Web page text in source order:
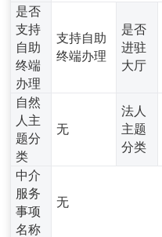
是否
支持
自助
终端
办理
支持自助
终端办理
是否
进驻
大厅
自然
人主
题分
类
无
法人
主题
分类
中介
服务
事项
名称
无